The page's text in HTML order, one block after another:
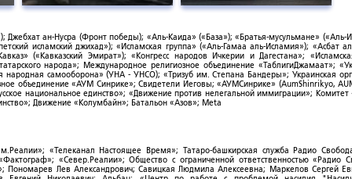
ан-Нусра (Фронт победы); «Аль-Каида» («База»); «Братья-мусульмане» («Аль-
исламский джихад»); «Исламская группа» («Аль-Гамаа аль-Исламия»); «Асбат
(«Кавказский Эмират»); «Конгресс народов Ичкерии и Дагестана»;
народа»; Международное религиозное объединение «ТаблигиДжамаат»;
народная самооборона» (УНА - УНСО); «Тризуб им. Степана Бандеры»; Украинская
объединение «АУМ Синрике»; Свидетели Иеговы; «АУМСинрике» (AumShinrikyo,
национальное единство»; «Движение против нелегальной иммиграции»;
Движение «Колумбайн»; Батальон «Азов»; Meta
«Телеканал Настоящее Время»; Татаро-башкирская служба Радио
«Север.Реалии»; Общество с ограниченной ответственностью «Радио
Пономарев Лев Александрович; Савицкая Людмила Алексеевна; Маркелов Сергей